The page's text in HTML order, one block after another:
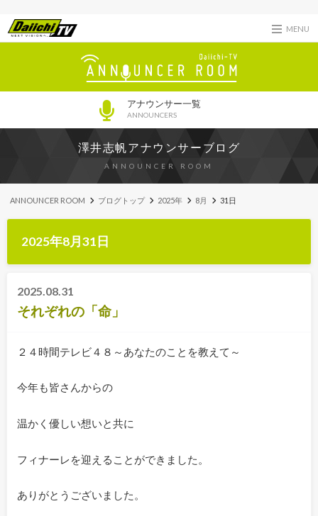
MENU
アナウンサー一覧
ANNOUNCERS
澤井志帆アナウンサーブログ
ANNOUNCER ROOM
ANNOUNCER ROOM ブログトップ 2025年 8月 31日
2025年8月31日
2025.08.31
それぞれの「命」
２４時間テレビ４８～あなたのことを教えて～
今年も皆さんからの
温かく優しい想いと共に
フィナーレを迎えることができました。
ありがとうございました。